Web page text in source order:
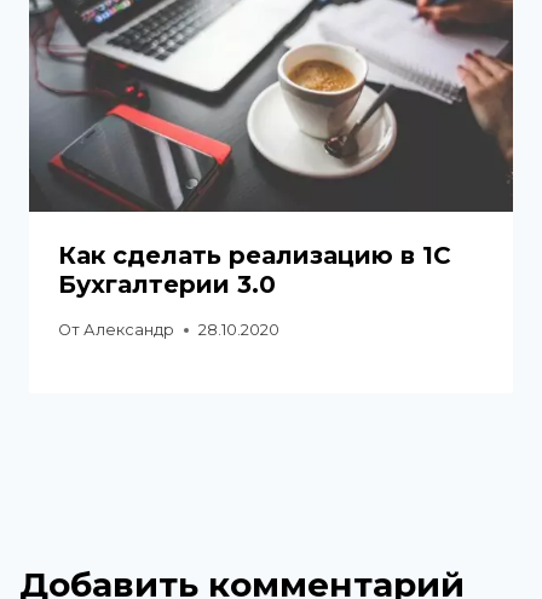
Как сделать реализацию в 1С
Бухгалтерии 3.0
От Александр 28.10.2020
Добавить комментарий